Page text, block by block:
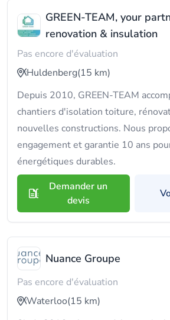
GREEN-TEAM, your
renovation & insulation
Pas encore d'évaluation
Huldenberg(15 km)
Depuis 2010, GREEN-TEAM
chantiers d'isolation toiture,
nouvelles constructions. Nous
engagement et garantie 10 ans
énergétiques durables.
Demander un
devis
Nuance Groupe
Pas encore d'évaluation
Waterloo(15 km)